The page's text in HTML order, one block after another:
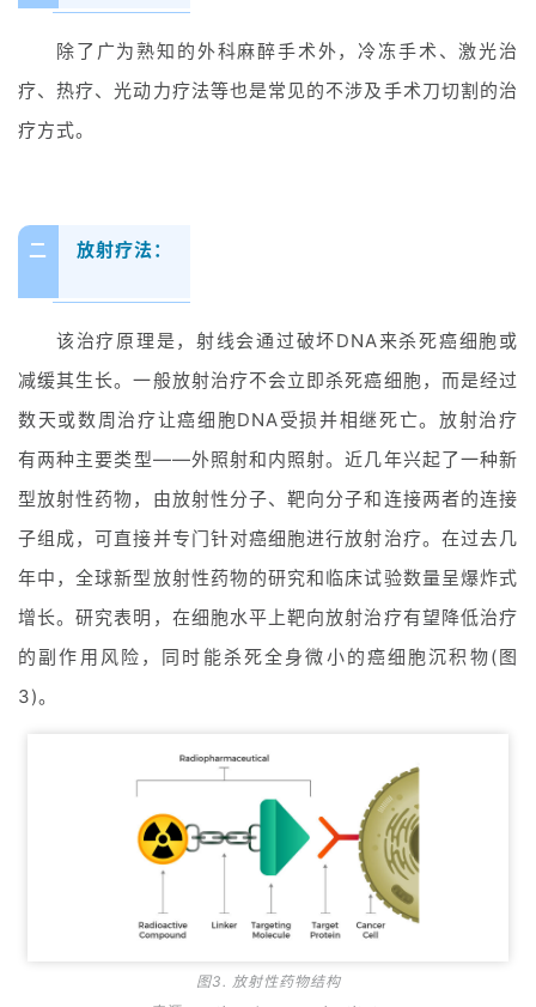
除了广为熟知的外科麻醉手术外，冷冻手术、激光治
疗、热疗、光动力疗法等也是常见的不涉及手术刀切割的治
疗方式。
二 放射疗法：
该治疗原理是，射线会通过破坏DNA来杀死癌细胞或
减缓其生长。一般放射治疗不会立即杀死癌细胞，而是经过
数天或数周治疗让癌细胞DNA受损并相继死亡。放射治疗
有两种主要类型——外照射和内照射。近几年兴起了一种新
型放射性药物，由放射性分子、靶向分子和连接两者的连接
子组成，可直接并专门针对癌细胞进行放射治疗。在过去几
年中，全球新型放射性药物的研究和临床试验数量呈爆炸式
增长。研究表明，在细胞水平上靶向放射治疗有望降低治疗
的副作用风险，同时能杀死全身微小的癌细胞沉积物(图
3)。
图3. 放射性药物结构